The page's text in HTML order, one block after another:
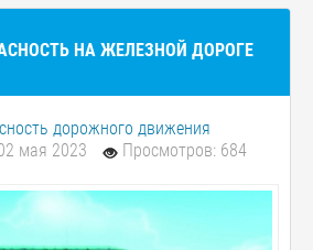
НА ЖЕЛЕЗНОЙ ДОРОГЕ
дорожного движения
мая 2023
Просмотров: 684